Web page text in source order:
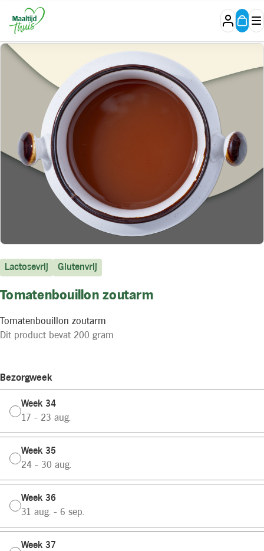
Lactosevrij Glutenvrij
Tomatenbouillon zoutarm
Tomatenbouillon zoutarm
Dit product bevat 200 gram
Bezorgweek
Week 34
17 - 23 aug.
Week 35
24 - 30 aug.
Week 36
31 aug. - 6 sep.
Week 37